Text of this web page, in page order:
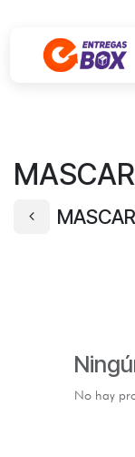
No hay